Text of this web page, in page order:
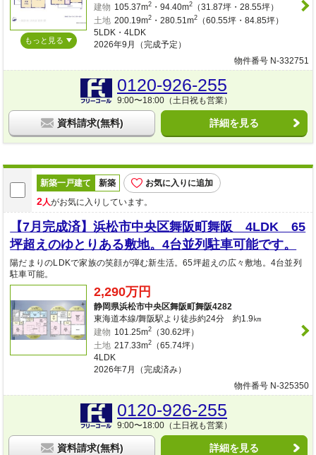
もっと見る
建物 105.37m2・94.40m2（31.87坪・28.55坪）
土地 200.19m2・280.51m2（60.55坪・84.85坪）
5LDK・4LDK
2026年9月（完成予定）
物件番号 N-332751
0120-926-255
9:00〜18:00（土日祝も営業）
資料請求(無料) 詳細を見る
新築一戸建て 新築 お気に入りに追加
2人がお気に入りしています。
【7月完成済】浜松市中央区舞阪町舞阪 4LDK 65
坪超えのゆとりある敷地。4台並列駐車可能です。
陽だまりのLDKで家族の笑顔が弾む新生活。65坪超えの広々敷地。4台並列
駐車可能。
2,290万円
静岡県浜松市中央区舞阪町舞阪4282
東海道本線/舞阪駅より徒歩約24分 約1.9㎞
建物 101.25m2（30.62坪）
土地 217.33m2（65.74坪）
4LDK
2026年7月（完成済み）
物件番号 N-325350
0120-926-255
9:00〜18:00（土日祝も営業）
資料請求(無料) 詳細を見る